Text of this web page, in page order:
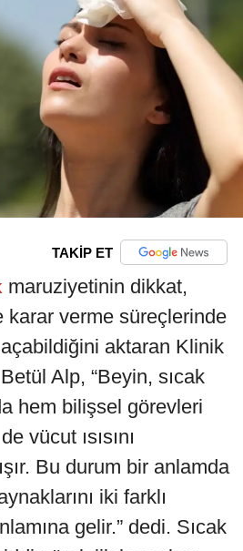
TAKİP ET
maruziyetinin dikkat,
karar verme süreçlerinde
aktaran Klinik
Alp, “Beyin, sıcak
hem bilişsel görevleri
vücut ısısını
Bu durum bir anlamda
iki farklı
gelir.” dedi. Sıcak